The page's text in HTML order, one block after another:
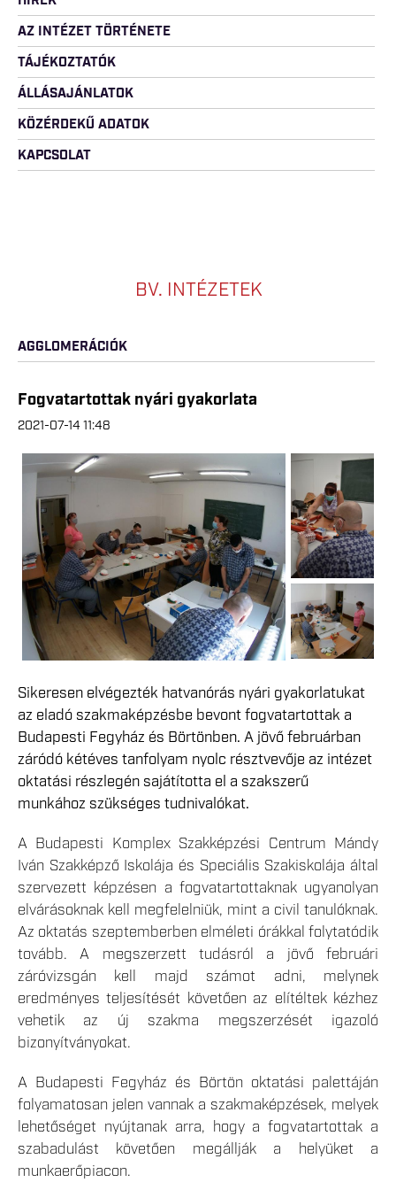
AZ INTÉZET TÖRTÉNETE
TÁJÉKOZTATÓK
ÁLLÁSAJÁNLATOK
KÖZÉRDEKŰ ADATOK
KAPCSOLAT
BV. INTÉZETEK
AGGLOMERÁCIÓK
Fogvatartottak nyári gyakorlata
2021-07-14 11:48
Sikeresen elvégezték hatvanórás nyári gyakorlatukat
az eladó szakmaképzésbe bevont fogvatartottak a
Budapesti Fegyház és Börtönben. A jövő februárban
záródó kétéves tanfolyam nyolc résztvevője az intézet
oktatási részlegén sajátította el a szakszerű
munkához szükséges tudnivalókat.
A Budapesti Komplex Szakképzési Centrum Mándy
Iván Szakképző Iskolája és Speciális Szakiskolája által
szervezett képzésen a fogvatartottaknak ugyanolyan
elvárásoknak kell megfelelniük, mint a civil tanulóknak.
Az oktatás szeptemberben elméleti órákkal folytatódik
tovább. A megszerzett tudásról a jövő februári
záróvizsgán kell majd számot adni, melynek
eredményes teljesítését követően az elítéltek kézhez
vehetik az új szakma megszerzését igazoló
bizonyítványokat.
A Budapesti Fegyház és Börtön oktatási palettáján
folyamatosan jelen vannak a szakmaképzések, melyek
lehetőséget nyújtanak arra, hogy a fogvatartottak a
szabadulást követően megállják a helyüket a
munkaerőpiacon.